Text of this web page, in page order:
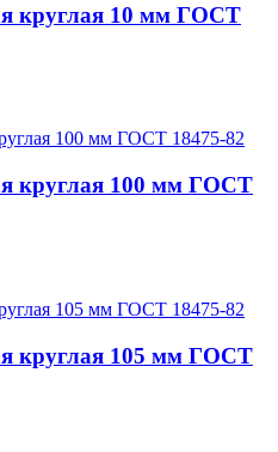
круглая 10 мм ГОСТ
круглая 100 мм ГОСТ
круглая 105 мм ГОСТ